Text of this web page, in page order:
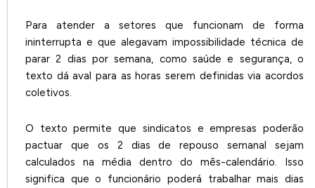
Para atender a setores que funcionam de forma
ininterrupta e que alegavam impossibilidade técnica de
parar 2 dias por semana, como saúde e segurança, o
texto dá aval para as horas serem definidas via acordos
coletivos.
O texto permite que sindicatos e empresas poderão
pactuar que os 2 dias de repouso semanal sejam
calculados na média dentro do mês-calendário. Isso
significa que o funcionário poderá trabalhar mais dias